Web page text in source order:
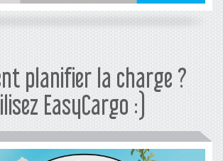
planifier la charge ?
EasyCargo :)